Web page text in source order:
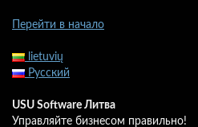
Перейти в начало
lietuvių
Русский
USU Software Литва
Управляйте бизнесом правильно!